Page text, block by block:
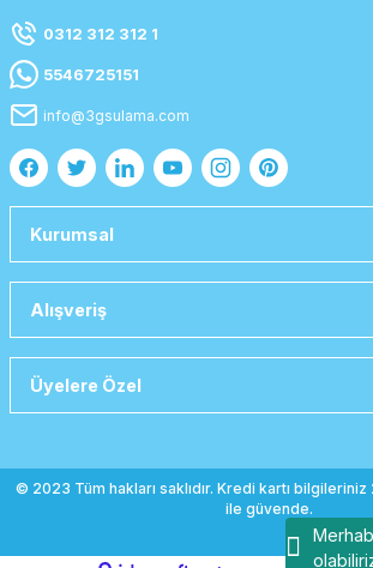
0312 312 312 1
5546725151
info@3gsulama.com
Kurumsal
Alışveriş
Üyelere Özel
© 2023 Tüm hakları saklıdır. Kredi kartı
ile güvende.